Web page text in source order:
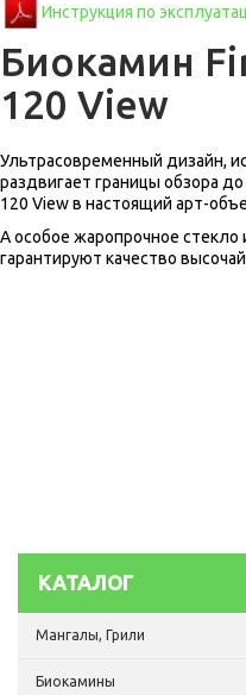
Инструкция по
Биокамин
120 View
Ультрасовременный дизайн,
раздвигает границы обзора
120 View в настоящий арт-
А особое жаропрочное стекло
гарантируют качество
КАТАЛОГ
Мангалы, Грили
Биокамины